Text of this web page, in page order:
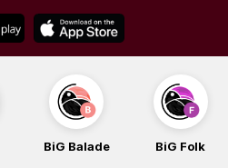
BiG Folk BiG iG